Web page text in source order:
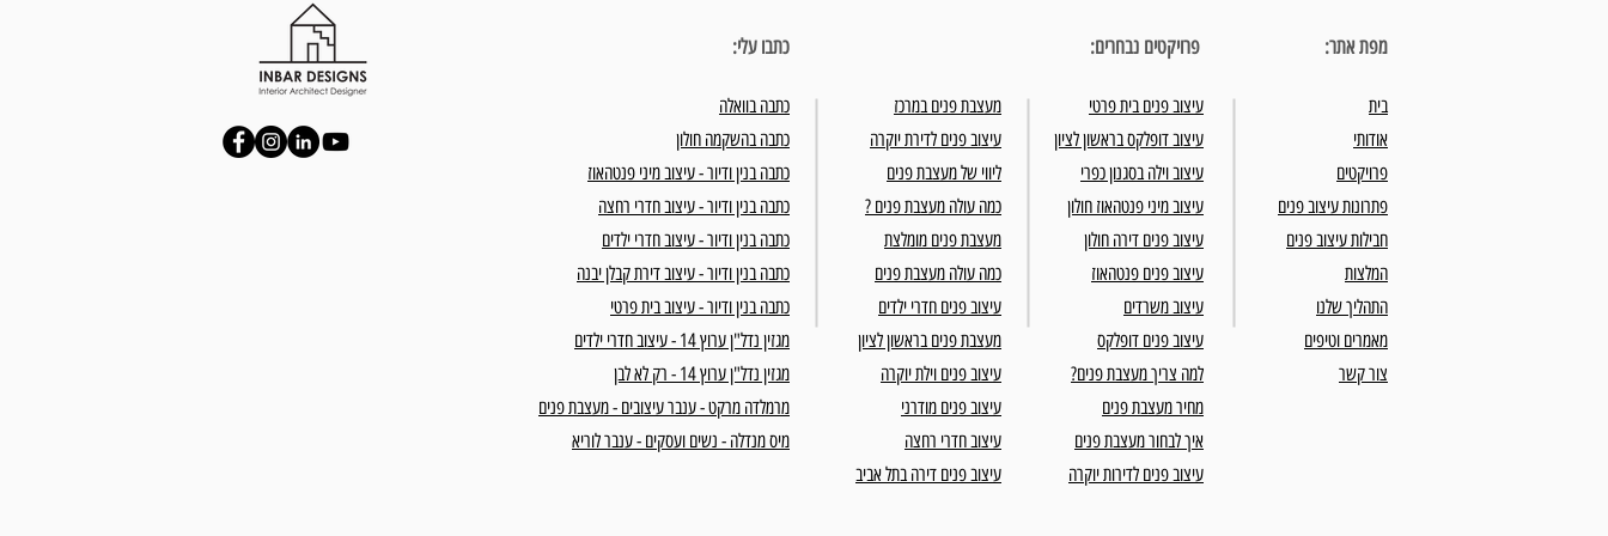
כתבו עלי: פרויקטים נבחרים: מפת אתר:
עיצוב פנים בית פרטי
עיצוב דופלקס בראשון לציון
עיצוב וילה בסגנון כפרי
עיצוב מיני פנטהאוז חולון
עיצוב פנים דירה חולון
עיצוב פנים פנטהאוז
עיצוב משרדים
עיצוב פנים דופלקס
למה צריך מעצבת פנים?
מחיר מעצבת פנים
איך לבחור מעצבת פנים
עיצוב פנים לדירות יוקרה
בית
אודותי
פרויקטים
פתרונות עיצוב פנים
חבילות עיצוב פנים
המלצות
התהליך שלנו
מאמרים וטיפים
צור קשר
כתבה בוואלה
כתבה בהשקמה חולון
כתבה בנין ודיור - עיצוב מיני פנטהאוז
כתבה בנין ודיור - עיצוב חדרי רחצה
כתבה בנין ודיור - עיצוב חדרי ילדים
כתבה בנין ודיור - עיצוב דירת קבלן יבנה
כתבה בנין ודיור - עיצוב בית פרטי
מגזין נדל"ן ערוץ 14 - עיצוב חדרי ילדים
מגזין נדל"ן ערוץ 14 - רק לא לבן
מרמלדה מרקט - ענבר עיצובים - מעצבת פנים
מיס מנדלה - נשים ועסקים - ענבר לוריא
מעצבת פנים במרכז
עיצוב פנים לדירת יוקרה
ליווי של מעצבת פנים
כמה עולה מעצבת פנים ?
מעצבת פנים מומלצת
כמה עולה מעצבת פנים
עיצוב פנים חדרי ילדים
מעצבת פנים בראשון לציון
עיצוב פנים וילת יוקרה
עיצוב פנים מודרני
עיצוב חדרי רחצה
עיצוב פנים דירה בתל אביב